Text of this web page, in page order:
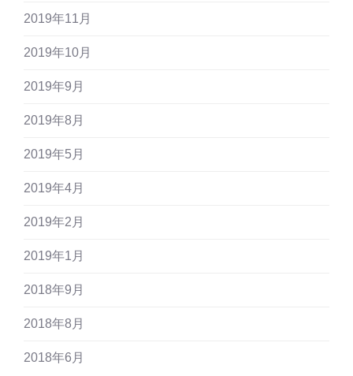
2019年11月
2019年10月
2019年9月
2019年8月
2019年5月
2019年4月
2019年2月
2019年1月
2018年9月
2018年8月
2018年6月